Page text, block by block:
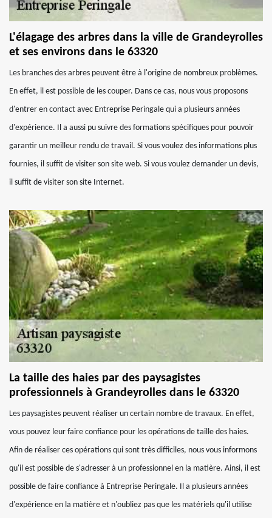
L'élagage des arbres dans la ville de Grandeyrolles
et ses environs dans le 63320
Les branches des arbres peuvent être à l'origine de nombreux problèmes.
En effet, il est possible de les couper. Dans ce cas, nous vous proposons
d'entrer en contact avec Entreprise Peringale qui a plusieurs années
d'expérience. Il a aussi pu suivre des formations spécifiques pour pouvoir
garantir un meilleur rendu de travail. Si vous voulez des informations plus
fournies, il suffit de visiter son site web. Si vous voulez demander un devis,
il suffit de visiter son site Internet.
La taille des haies par des paysagistes
professionnels à Grandeyrolles dans le 63320
Les paysagistes peuvent réaliser un certain nombre de travaux. En effet,
vous pouvez leur faire confiance pour les opérations de taille des haies.
Afin de réaliser ces opérations qui sont très difficiles, nous vous informons
qu'il est possible de s'adresser à un professionnel en la matière. Ainsi, il est
possible de faire confiance à Entreprise Peringale. Il a plusieurs années
d'expérience en la matière et n'oubliez pas que les matériels qu'il utilise